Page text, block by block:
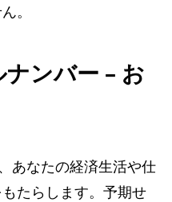
。
ンバー – お
あなたの経済生活や仕
たらします。予期せ